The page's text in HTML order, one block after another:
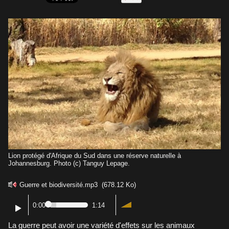
Lion protégé d'Afrique du Sud dans une réserve naturelle à
Johannesburg. Photo (c) Tanguy Lepage.
Guerre et biodiversité.mp3 (678.12 Ko)
0:00 1:14
La guerre peut avoir une variété d'effets sur les animaux